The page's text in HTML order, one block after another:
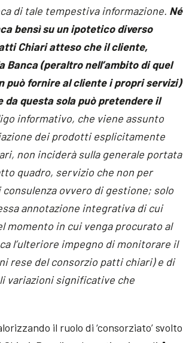
di tale tempestiva informazione. Né
bensì su un ipotetico diverso
Chiari atteso che il cliente,
Banca (peraltro nell’ambito di quel
può fornire al cliente i propri servizi)
da questa sola può pretendere il
informativo, che viene assunto
dei prodotti esplicitamente
non inciderà sulla generale portata
quadro, servizio che non per
ovvero di gestione; solo
annotazione integrativa di cui
momento in cui venga procurato al
l’ulteriore impegno di monitorare il
rese del consorzio patti chiari) e di
variazioni significative che
il ruolo di ‘consorziato’ svolto